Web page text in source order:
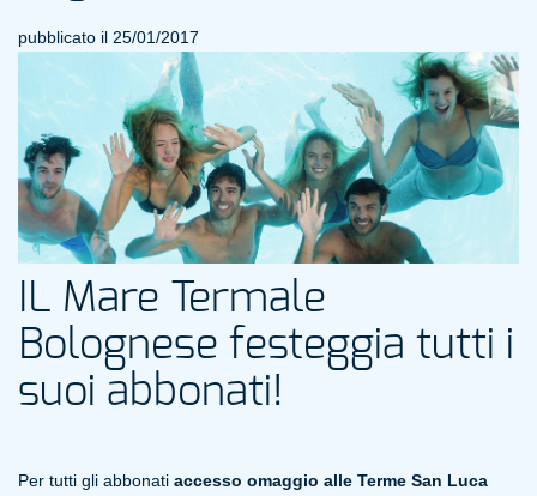
pubblicato il 25/01/2017
IL Mare Termale
Bolognese festeggia tutti i
suoi abbonati!
Per tutti gli abbonati accesso omaggio alle Terme San Luca